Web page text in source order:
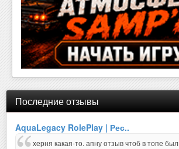
Последние отзывы
AquaLegacy RolePlay | Рес..
херня какая-то. апну отзыв чтоб в топе был